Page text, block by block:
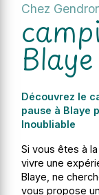
Chez
Blaye
Découvrez le
pause à Blaye
Inoubliable
Si vous êtes à
vivre une
Blaye, ne
vous propose